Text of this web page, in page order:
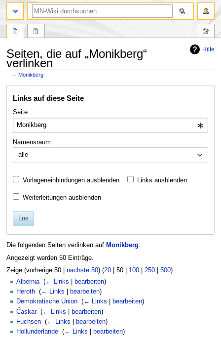
Hilfe
Seiten, die auf „Monikberg“
verlinken
←Monikberg
Navigation
Suche
Links auf diese Seite
Seite:
Namensraum:
alle
Vorlageneinbindungen ausblenden Links ausblenden
Weiterleitungen ausblenden
Los
Die folgenden Seiten verlinken auf Monikberg:
Angezeigt werden 50 Einträge.
Zeige (vorherige 50| nächste 50) (20| 50| 100| 250| 500)
Albernia‎ (← Links bearbeiten)
Heroth (← Links bearbeiten)
Demokratische Union (← Links bearbeiten)
Časkar‎ (← Links bearbeiten)
Fuchsen (← Links bearbeiten)
Hollunderlande (← Links bearbeiten)
Suche